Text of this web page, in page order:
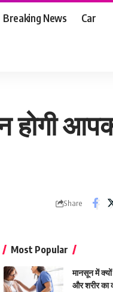
Breaking News Car
होगी
Share
Most Popular
मानसून में क्यों
और शरीर